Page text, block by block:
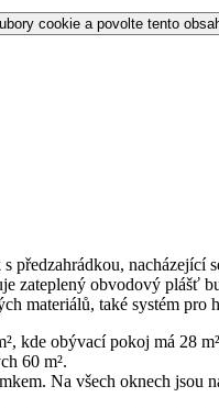
cookie a povolte tento
předzahrádkou,
zateplený obvodový plášť
materiálů, také systém
kde obývací pokoj má 28
60 m².
Na všech oknech